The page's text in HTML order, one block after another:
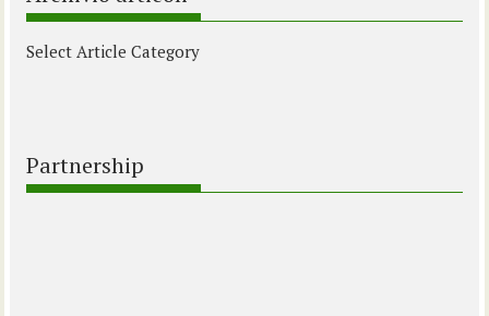
Select Article Category
Partnership